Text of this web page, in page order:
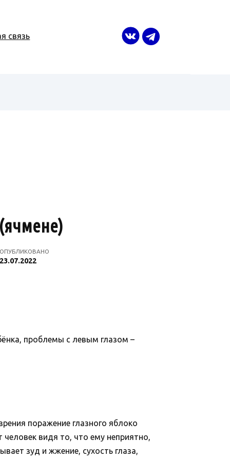
связь
проблемы с левым глазом –
поражение глазного яблоко
человек видя то, что ему неприятно,
зуд и жжение, сухость глаза,